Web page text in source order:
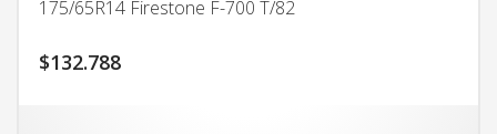
175/65R14 Firestone F-700 T/82
$132.788